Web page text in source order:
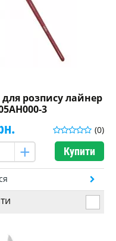
розпису лайнер
3
(0)
Купити